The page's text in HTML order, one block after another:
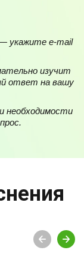
укажите e-mail
изучит
ответ на вашу
необходимости